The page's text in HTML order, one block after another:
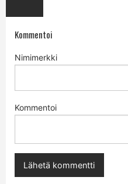
Kommentoi
Nimimerkki
Kommentoi